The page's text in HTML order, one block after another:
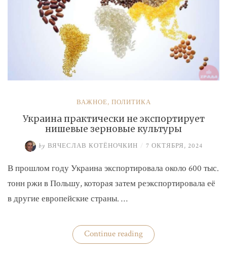
ВАЖНОЕ, ПОЛИТИКА
Украина практически не экспортирует
нишевые зерновые культуры
by ВЯЧЕСЛАВ КОТЁНОЧКИН / 7 ОКТЯБРЯ, 2024
В прошлом году Украина экспортировала около 600 тыс.
тонн ржи в Польшу, которая затем реэкспортировала её
в другие европейские страны. …
Continue reading«Украина
практически